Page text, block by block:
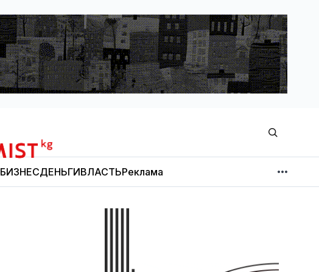
БИЗНЕСДЕНЬГИВЛАСТЬРеклама
МНЕНИЕ